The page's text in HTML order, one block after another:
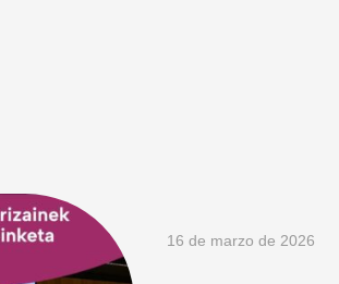
16 de marzo de 2026